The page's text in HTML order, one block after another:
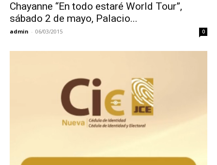
Chayanne “En todo estaré World Tour”,
sábado 2 de mayo, Palacio...
admin - 06/03/2015 0